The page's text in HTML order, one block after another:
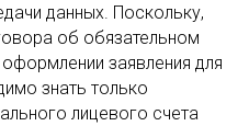
данных. Поскольку,
об обязательном
заявления для
знать только
лицевого счета